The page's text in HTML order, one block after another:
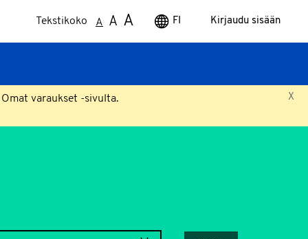
Tekstikoko A A A FI Kirjaudu sisään
X
varaukset -sivulta.